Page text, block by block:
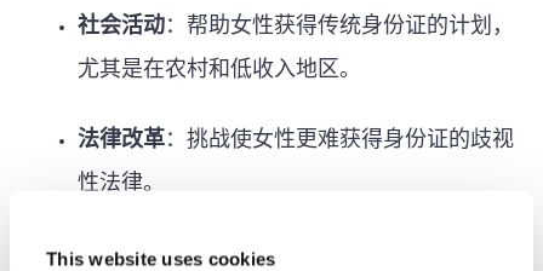
This website uses cookies
社会活动：帮助女性获得传统身份证的计划，
尤其是在农村和低收入地区。
法律改革：挑战使女性更难获得身份证的歧视
性法律。
人工智能大修 ：多样化人工智能开发团队和训